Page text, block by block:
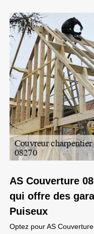
AS Couverture
qui offre des
Puiseux
Optez pour AS